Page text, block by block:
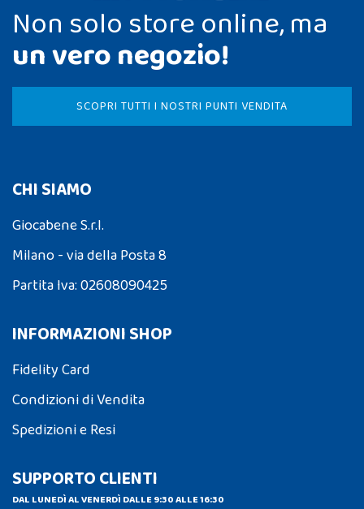
Non solo store online, ma
un vero negozio!
SCOPRI TUTTI I NOSTRI PUNTI VENDITA
CHI SIAMO
Giocabene S.r.l.
Milano - via della Posta 8
Partita Iva: 02608090425
INFORMAZIONI SHOP
Fidelity Card
Condizioni di Vendita
Spedizioni e Resi
SUPPORTO CLIENTI
DAL LUNEDÌ AL VENERDÌ DALLE 9:30 ALLE 16:30